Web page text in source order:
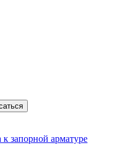
запорной арматуре